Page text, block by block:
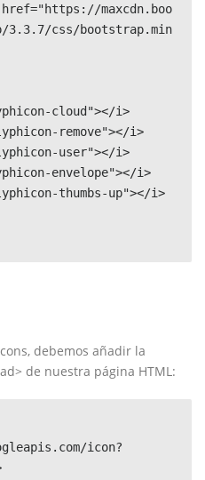
maxcdn.boo
3.3.7/css/bootstrap.min
cloud"></i>
envelope"></i>
debemos añadir la
de nuestra página HTML:
icon?